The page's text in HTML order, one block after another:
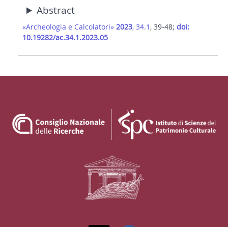
Abstract
«Archeologia e Calcolatori» 2023, 34.1 , 39-48; doi:
10.19282/ac.34.1.2023.05